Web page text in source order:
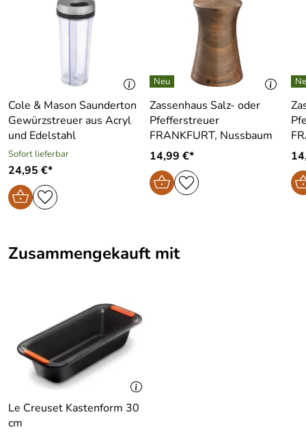
Platz 1, 73312 Geislingen an der Steige, info@wmf.de
Cole & Mason Saunderton
Gewürzstreuer aus Acryl
und Edelstahl
Sofort lieferbar
24,95 €*
Zassenhaus Salz- oder
Pfefferstreuer
FRANKFURT, Nussbaum
14,99 €*
Zusammengekauft mit
Le Creuset Kastenform 30
cm